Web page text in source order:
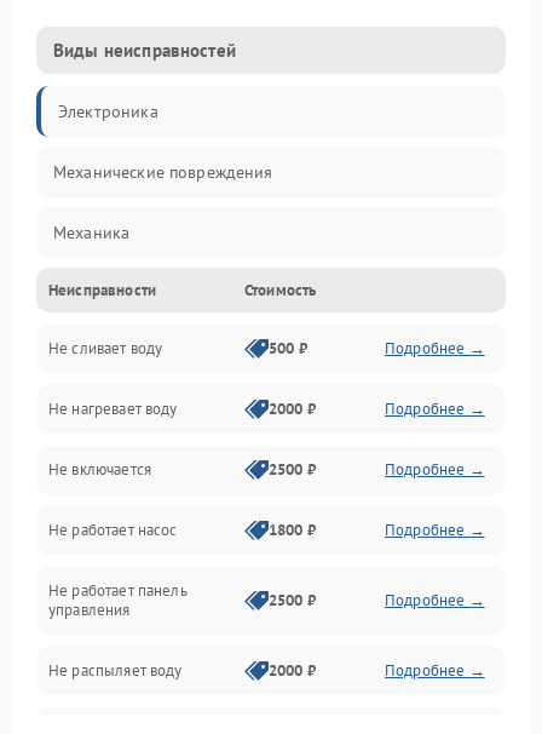
Виды неисправностей
Электроника
Механические повреждения
Механика
Управление
Электропитание
Датчики
Нагрев
Вода
Гигиена
Программное обеспечение
Неисправности Стоимость
Не сливает воду 500 ₽ Подробнее →
Не нагревает воду 2000 ₽ Подробнее →
Не включается 2500 ₽ Подробнее →
Не работает насос 1800 ₽ Подробнее →
Не работает панель
управления
2500 ₽ Подробнее →
Не распыляет воду 2000 ₽ Подробнее →